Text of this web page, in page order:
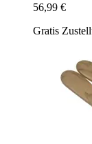
56,99 €
Gratis